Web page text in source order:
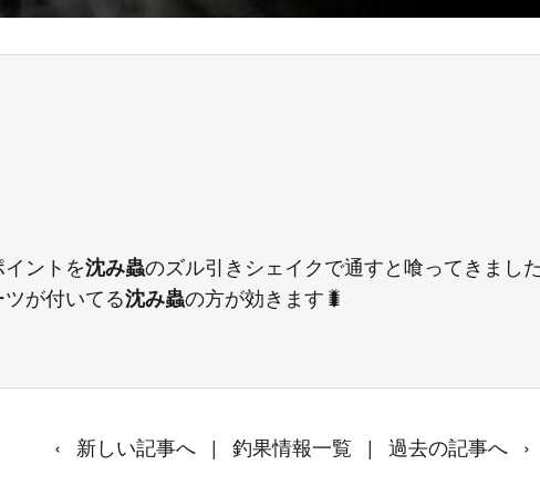
ントを沈み蟲のズル引きシェイクで通すと喰ってきまし
が付いてる沈み蟲の方が効きます🐛
‹ 新しい記事へ | 釣果情報一覧 | 過去の記事へ ›